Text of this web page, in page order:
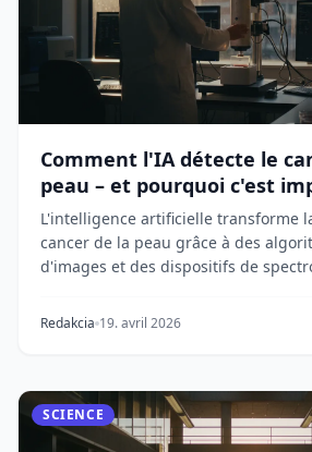
Comment l'IA détecte le
peau – et pourquoi c'est
L'intelligence artificielle transforme
cancer de la peau grâce à des
d'images et des dispositifs de
Redakcia 19. avril 2026
SCIENCE